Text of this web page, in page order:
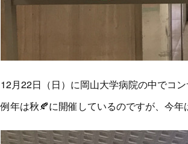
12月22日（日）に岡山大学病院の中でコ
例年は秋🍂に開催しているのですが、今年